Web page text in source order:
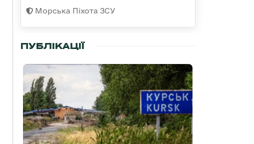
Морська Піхота ЗСУ
ПУБЛІКАЦІЇ